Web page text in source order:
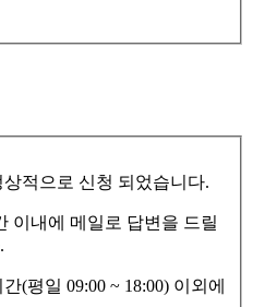
적으로 신청 되었습니다.
이내에 메일로 답변을 드릴
(평일 09:00 ~ 18:00) 이외에